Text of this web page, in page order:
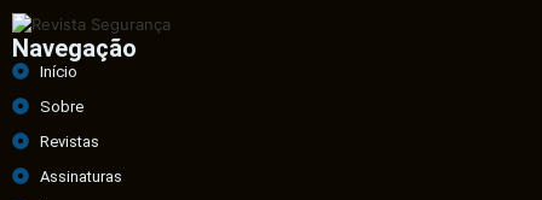
Navegação
Início
Sobre
Revistas
Assinaturas